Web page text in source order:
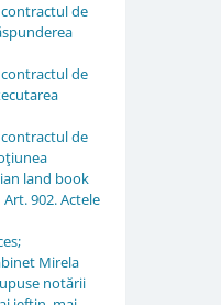
de
de
de
land book
Art. 902. Actele
Mirela
notării